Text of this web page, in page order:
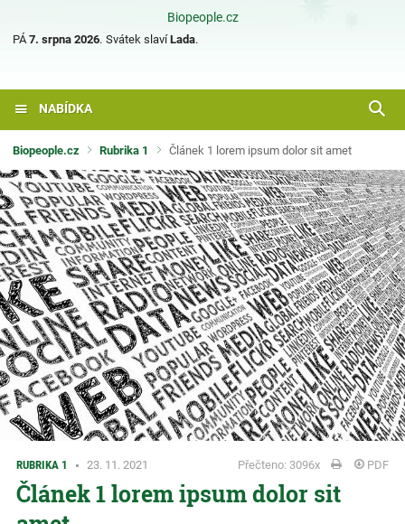
Biopeople.cz
PÁ 7. srpna 2026. Svátek slavíLada.
NABÍDKA
Biopeople.cz Rubrika 1 Článek 1 lorem ipsum dolor sit amet
Obrázek 1
RUBRIKA 1 23. 11. 2021 Přečteno: 3096x PDF
Článek 1 lorem ipsum dolor sit